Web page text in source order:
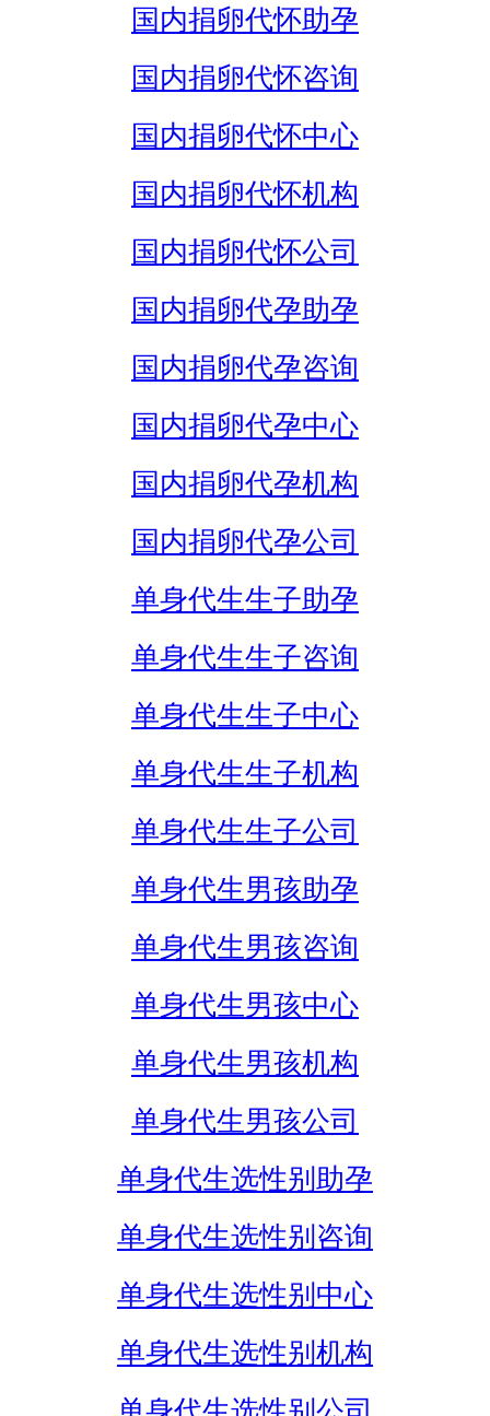
国内捐卵代怀助孕
国内捐卵代怀咨询
国内捐卵代怀中心
国内捐卵代怀机构
国内捐卵代怀公司
国内捐卵代孕助孕
国内捐卵代孕咨询
国内捐卵代孕中心
国内捐卵代孕机构
国内捐卵代孕公司
单身代生生子助孕
单身代生生子咨询
单身代生生子中心
单身代生生子机构
单身代生生子公司
单身代生男孩助孕
单身代生男孩咨询
单身代生男孩中心
单身代生男孩机构
单身代生男孩公司
单身代生选性别助孕
单身代生选性别咨询
单身代生选性别中心
单身代生选性别机构